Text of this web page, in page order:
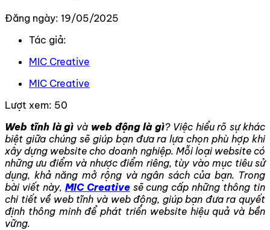
Đăng ngày: 19/05/2025
Tác giả:
MIC Creative
MIC Creative
Lượt xem: 50
Web tĩnh là gì và web động là gì? Việc hiểu rõ sự khác
biệt giữa chúng sẽ giúp bạn đưa ra lựa chọn phù hợp khi
xây dựng website cho doanh nghiệp. Mỗi loại website có
những ưu điểm và nhược điểm riêng, tùy vào mục tiêu sử
dụng, khả năng mở rộng và ngân sách của bạn. Trong
bài viết này, MIC Creativesẽ cung cấp những thông tin
chi tiết về web tĩnh và web động, giúp bạn đưa ra quyết
định thông minh để phát triển website hiệu quả và bền
vững.